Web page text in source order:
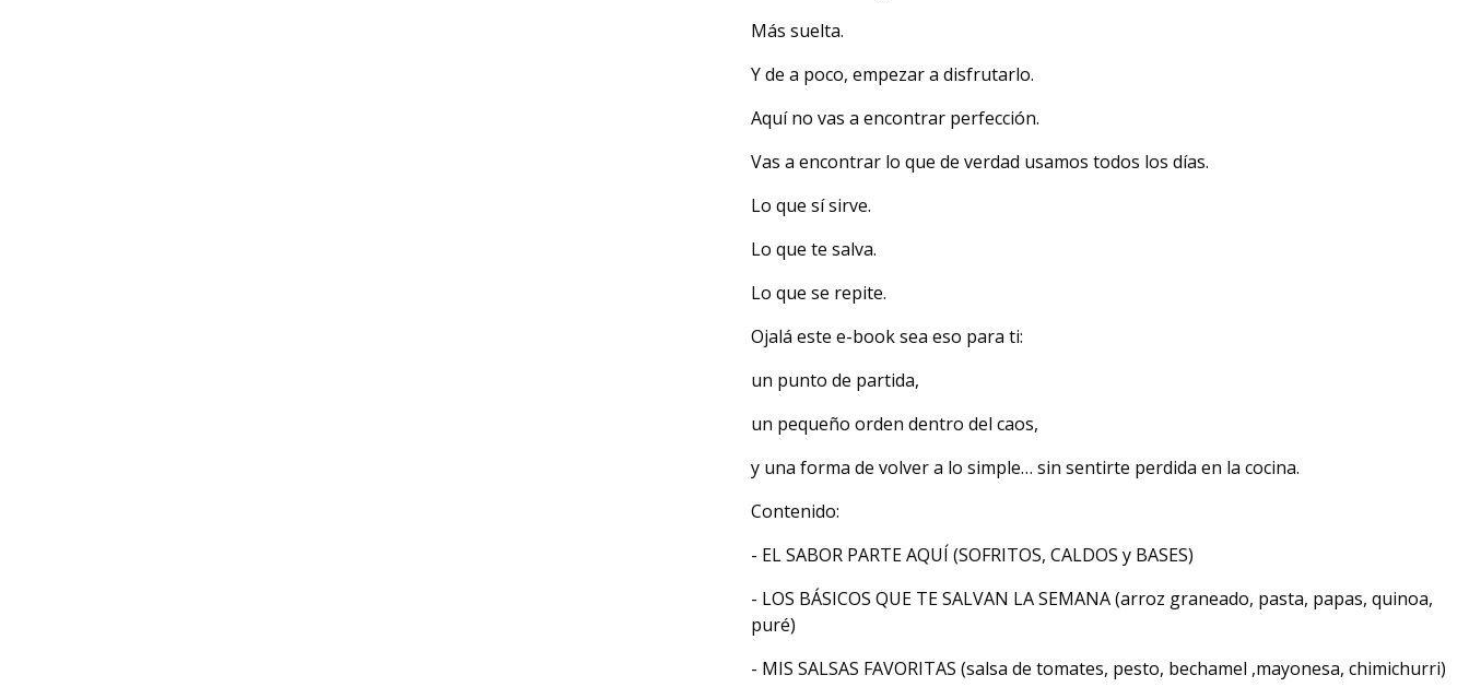
Más suelta.
Y de a poco, empezar a disfrutarlo.
Aquí no vas a encontrar perfección.
Vas a encontrar lo que de verdad usamos todos los días.
Lo que sí sirve.
Lo que te salva.
Lo que se repite.
Ojalá este e-book sea eso para ti:
un punto de partida,
un pequeño orden dentro del caos,
y una forma de volver a lo simple… sin sentirte perdida en la cocina.
Contenido:
- EL SABOR PARTE AQUÍ (SOFRITOS, CALDOS y BASES)
- LOS BÁSICOS QUE TE SALVAN LA SEMANA (arroz graneado, pasta, papas, quinoa,
puré)
- MIS SALSAS FAVORITAS (salsa de tomates, pesto, bechamel ,mayonesa, chimichurri)